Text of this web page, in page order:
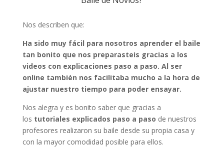
Nos describen que:
Ha sido muy fácil para nosotros aprender el baile
tan bonito que nos preparasteis gracias a los
videos con explicaciones paso a paso. Al ser
online también nos facilitaba mucho a la hora de
ajustar nuestro tiempo para poder ensayar.
Nos alegra y es bonito saber que gracias a
los tutoriales explicados paso a paso de nuestros
profesores realizaron su baile desde su propia casa y
con la mayor comodidad posible para ellos.